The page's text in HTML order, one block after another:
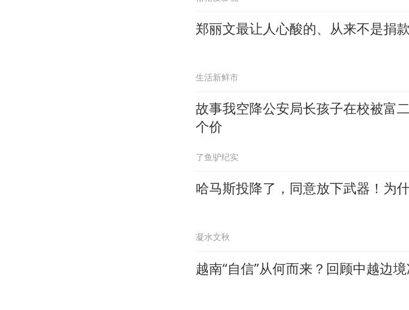
郑丽文最让人心酸的、从来不是捐
生活新鲜市
故事我空降公安局长孩子在校被富
个价
了鱼驴纪实
哈马斯投降了，同意放下武器！为
凝水文秋
越南“自信”从何而来？回顾中越边